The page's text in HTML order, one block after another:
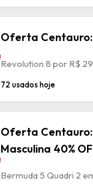
Oferta Centauro:
Revolution 8 por R$
72 usados hoje
Oferta Centauro:
Masculina 40%
Bermuda 5 Quadri 2